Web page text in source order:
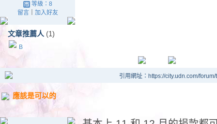
等級：8
留言｜ 加入好友
文章推薦人 (1)
B
引用網址：https://city.udn.com/
應該是可以的